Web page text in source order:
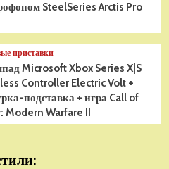
SteelSeries Arctis Pro
приставки
Microsoft Xbox Series X|S
Controller Electric Volt +
подставка + игра Call of
Modern Warfare II